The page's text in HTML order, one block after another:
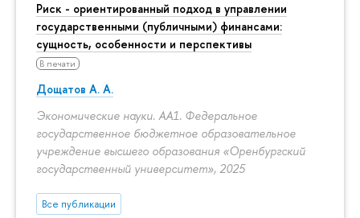
Риск - ориентированный подход в управлении
государственными (публичными) финансами:
сущность, особенности и перспективы
В печати
Дощатов А. А.
Экономические науки. АА1. Федеральное
государственное бюджетное образовательное
учреждение высшего образования «Оренбургский
государственный университет», 2025
Все публикации